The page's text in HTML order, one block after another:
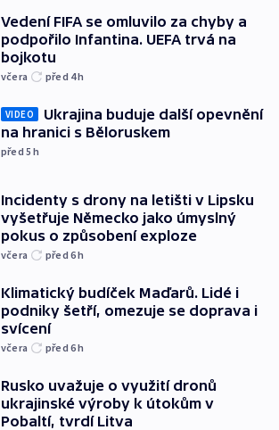
Vedení FIFA se omluvilo za chyby a
podpořilo Infantina. UEFA trvá na
bojkotu
včera před 4h
VIDEO
Ukrajina buduje další opevnění
na hranici s Běloruskem
před 5h
Incidenty s drony na letišti v Lipsku
vyšetřuje Německo jako úmyslný
pokus o způsobení exploze
včera před 6h
Klimatický budíček Maďarů. Lidé i
podniky šetří, omezuje se doprava i
svícení
včera před 6h
Rusko uvažuje o využití dronů
ukrajinské výroby k útokům v
Pobaltí, tvrdí Litva